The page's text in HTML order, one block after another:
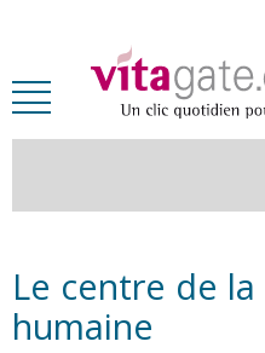
Le centre de la
humaine